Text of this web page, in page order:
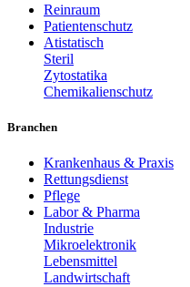
Reinraum
Patientenschutz
Atistatisch
Steril
Zytostatika
Chemikalienschutz
Branchen
Krankenhaus & Praxis
Rettungsdienst
Pflege
Labor & Pharma
Industrie
Mikroelektronik
Lebensmittel
Landwirtschaft